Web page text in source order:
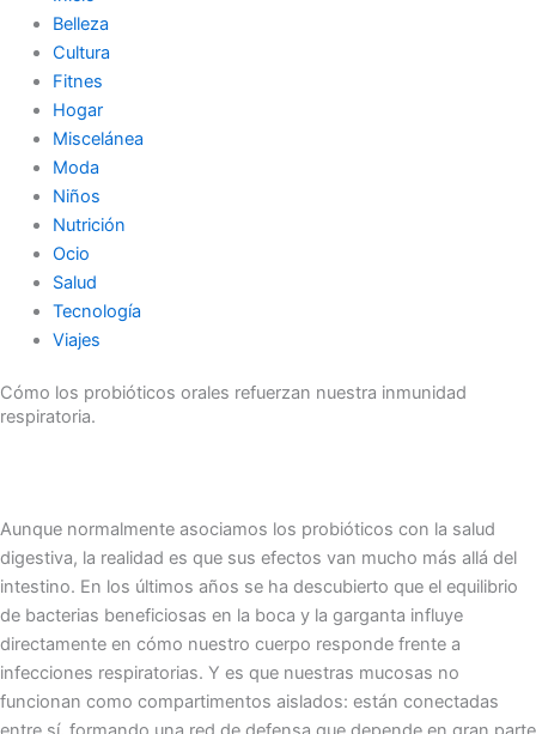
Belleza
Cultura
Fitnes
Hogar
Miscelánea
Moda
Niños
Nutrición
Ocio
Salud
Tecnología
Viajes
Cómo los probióticos orales refuerzan nuestra inmunidad
respiratoria.
Aunque normalmente asociamos los probióticos con la salud
digestiva, la realidad es que sus efectos van mucho más allá del
intestino. En los últimos años se ha descubierto que el equilibrio
de bacterias beneficiosas en la boca y la garganta influye
directamente en cómo nuestro cuerpo responde frente a
infecciones respiratorias. Y es que nuestras mucosas no
funcionan como compartimentos aislados: están conectadas